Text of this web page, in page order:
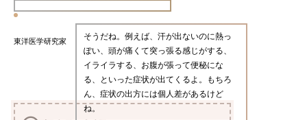
東洋医学研究家
そうだね。例えば、汗が出ないのに熱っ
ぽい、頭が痛くて突っ張る感じがする、
イライラする、お腹が張って便秘にな
る、といった症状が出てくるよ。もちろ
ん、症状の出方には個人差があるけど
ね。